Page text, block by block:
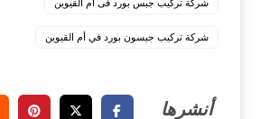
شركة تركيب جبس بورد فى ام القيوين
شركة تركيب جبسون بورد في أم القيوين